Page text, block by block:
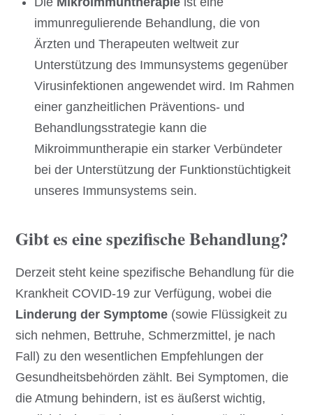
immunregulierende Behandlung, die von
Ärzten und Therapeuten weltweit zur
Unterstützung des Immunsystems gegenüber
Virusinfektionen angewendet wird. Im Rahmen
einer ganzheitlichen Präventions- und
Behandlungsstrategie kann die
Mikroimmuntherapie ein starker Verbündeter
bei der Unterstützung der Funktionstüchtigkeit
unseres Immunsystems sein.
Gibt es eine spezifische Behandlung?
Derzeit steht keine spezifische Behandlung für die
Krankheit COVID-19 zur Verfügung, wobei die
Linderung der Symptome (sowie Flüssigkeit zu
sich nehmen, Bettruhe, Schmerzmittel, je nach
Fall) zu den wesentlichen Empfehlungen der
Gesundheitsbehörden zählt. Bei Symptomen, die
die Atmung behindern, ist es äußerst wichtig,